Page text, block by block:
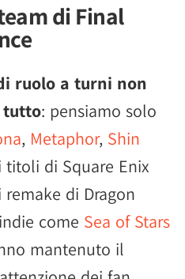
di Final
ruolo a turni non
tutto: pensiamo solo
, Metaphor, Shin
titoli di Square Enix
di Dragon
come Sea of Stars
mantenuto il